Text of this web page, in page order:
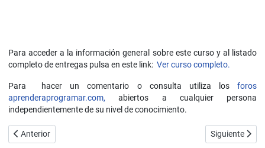
Para acceder a la información general sobre este curso y al listado
completo de entregas pulsa en este link: Ver curso completo.
Para hacer un comentario o consulta utiliza losforos
aprenderaprogramar.com, abiertos a cualquier persona
independientemente de su nivel de conocimiento.
Artículo anterior: Captura y gestión de errores. Módulos y ejemplos.
Anterior Artículo
Siguiente